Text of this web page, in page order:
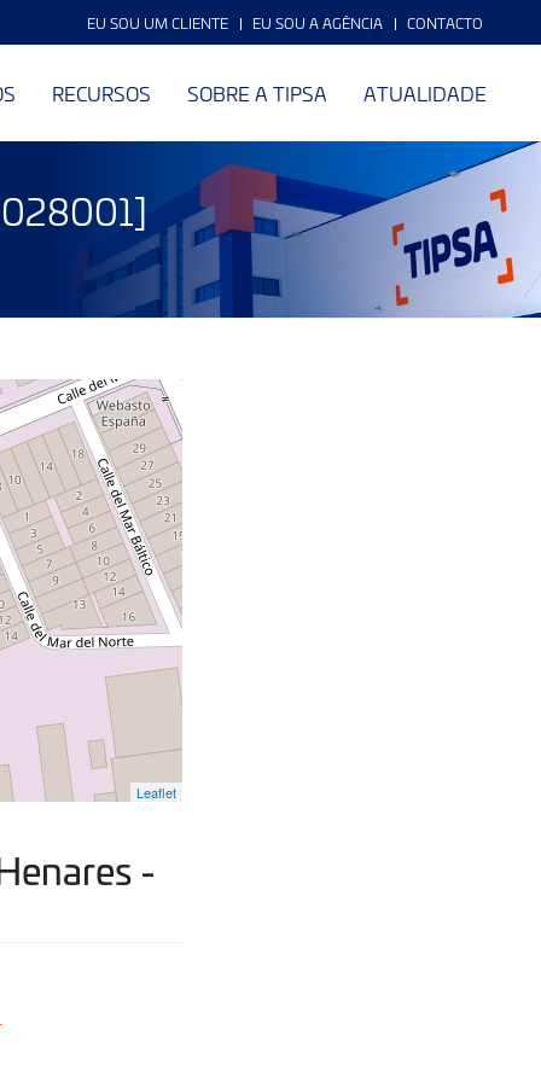
EU SOU UM CLIENTE EU SOU A AGÊNCIA CONTACTO
RECURSOS SOBRE A TIPSA ATUALIDADE
Leaflet
-